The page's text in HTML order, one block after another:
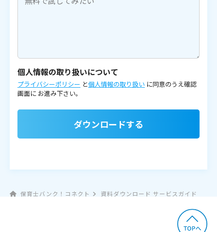
個人情報の取り扱いについて
プライバシーポリシー と個人情報の取り扱い に同意のうえ確認
画面に お進み下さい。
ダウンロードする
保育士バンク！コネクト 資料ダウンロード サービスガイド